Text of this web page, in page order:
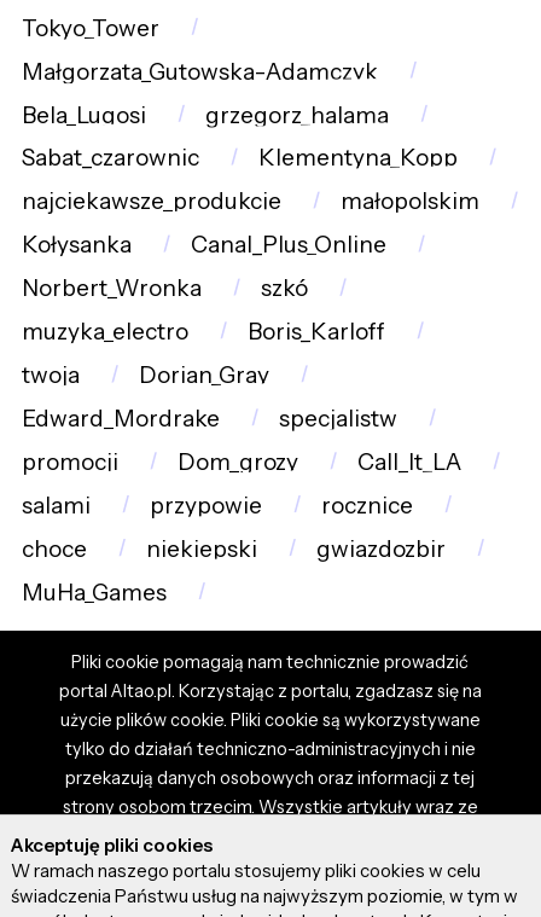
Tokyo_Tower
Małgorzata_Gutowska-Adamczyk
Bela_Lugosi
grzegorz_halama
Sabat_czarownic
Klementyna_Kopp
najciekawsze_produkcje
małopolskim
Kołysanka
Canal_Plus_Online
Norbert_Wronka
szkó
muzyka_electro
Boris_Karloff
twoja
Dorian_Gray
Edward_Mordrake
specjalistw
promocji
Dom_grozy
Call_It_LA
salami
przypowie
rocznice
choce
niekiepski
gwiazdozbir
MuHa_Games
Pliki cookie pomagają nam technicznie prowadzić
portal Altao.pl. Korzystając z portalu, zgadzasz się na
użycie plików cookie. Pliki cookie są wykorzystywane
tylko do działań techniczno-administracyjnych i nie
przekazują danych osobowych oraz informacji z tej
strony osobom trzecim. Wszystkie artykuły wraz ze
zdjęciami i materiałami dostępnymi na portalu są
własnością użytkowników. Administrator i właściciel
portalu nie ponosi odpowiedzialności za tresci
Akceptuję pliki cookies
W ramach naszego portalu stosujemy pliki cookies w celu
świadczenia Państwu usług na najwyższym poziomie, w tym w